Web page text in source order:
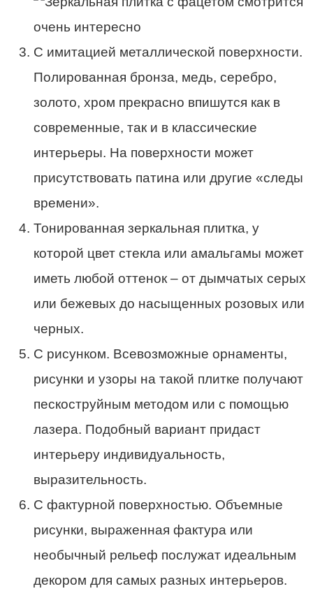
С имитацией металлической поверхности.
Полированная бронза, медь, серебро,
золото, хром прекрасно впишутся как в
современные, так и в классические
интерьеры. На поверхности может
присутствовать патина или другие «следы
времени».
Тонированная зеркальная плитка, у
которой цвет стекла или амальгамы может
иметь любой оттенок – от дымчатых серых
или бежевых до насыщенных розовых или
черных.
С рисунком. Всевозможные орнаменты,
рисунки и узоры на такой плитке получают
пескоструйным методом или с помощью
лазера. Подобный вариант придаст
интерьеру индивидуальность,
выразительность.
С фактурной поверхностью. Объемные
рисунки, выраженная фактура или
необычный рельеф послужат идеальным
декором для самых разных интерьеров.